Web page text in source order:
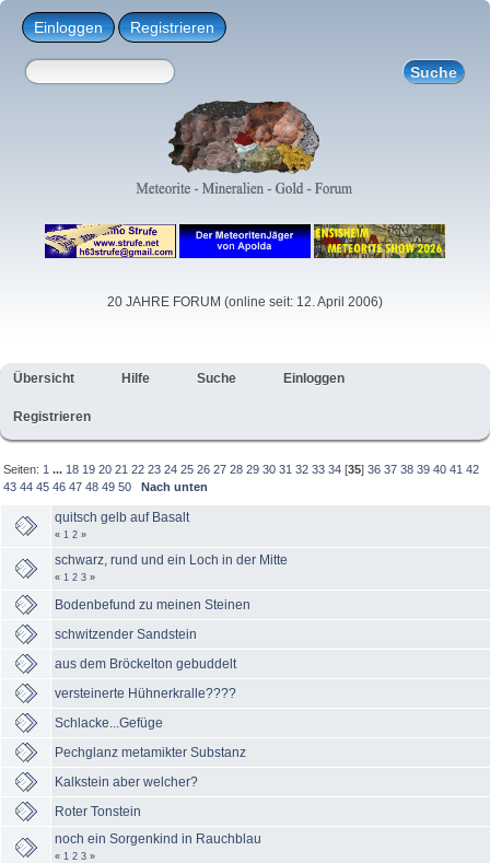
Einloggen Registrieren
20 JAHRE FORUM (online seit: 12. April 2006)
Übersicht Hilfe Suche Einloggen
Registrieren
Seiten: 1 ... 18 19 20 21 22 23 24 25 26 27 28 29 30 31 32 33 34 [35]36 37 38 39 40 41 42
43 44 45 46 47 48 49 50 Nach unten
quitsch gelb auf Basalt
« 1 2 »
schwarz, rund und ein Loch in der Mitte
« 1 2 3 »
Bodenbefund zu meinen Steinen
schwitzender Sandstein
aus dem Bröckelton gebuddelt
versteinerte Hühnerkralle????
Schlacke...Gefüge
Pechglanz metamikter Substanz
Kalkstein aber welcher?
Roter Tonstein
noch ein Sorgenkind in Rauchblau
« 1 2 3 »